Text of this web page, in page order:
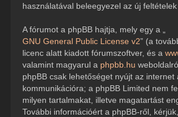
használatával beleegyezel az új feltételek
A fórumot a phpBB hajtja, mely egy a „
GNU General Public License v2” (a
licenc alatt kiadott fórumszoftver, és a
valamint magyarul a phpbb.hu
phpBB csak lehetőséget nyújt az internet
kommunikációra; a phpBB Limited nem
milyen tartalmakat, illetve magatartást
További információért a phpBB-ről,